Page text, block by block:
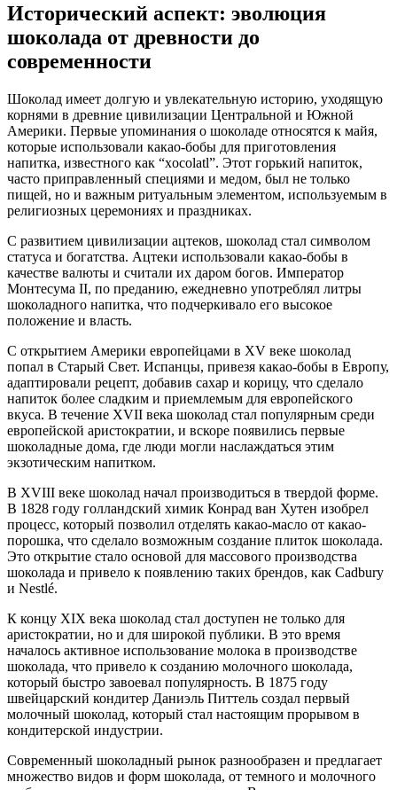
Исторический аспект: эволюция
шоколада от древности до
современности
Шоколад имеет долгую и увлекательную историю, уходящую
корнями в древние цивилизации Центральной и Южной
Америки. Первые упоминания о шоколаде относятся к майя,
которые использовали какао-бобы для приготовления
напитка, известного как “xocolatl”. Этот горький напиток,
часто приправленный специями и медом, был не только
пищей, но и важным ритуальным элементом, используемым в
религиозных церемониях и праздниках.
С развитием цивилизации ацтеков, шоколад стал символом
статуса и богатства. Ацтеки использовали какао-бобы в
качестве валюты и считали их даром богов. Император
Монтесума II, по преданию, ежедневно употреблял литры
шоколадного напитка, что подчеркивало его высокое
положение и власть.
С открытием Америки европейцами в XV веке шоколад
попал в Старый Свет. Испанцы, привезя какао-бобы в Европу,
адаптировали рецепт, добавив сахар и корицу, что сделало
напиток более сладким и приемлемым для европейского
вкуса. В течение XVII века шоколад стал популярным среди
европейской аристократии, и вскоре появились первые
шоколадные дома, где люди могли наслаждаться этим
экзотическим напитком.
В XVIII веке шоколад начал производиться в твердой форме.
В 1828 году голландский химик Конрад ван Хутен изобрел
процесс, который позволил отделять какао-масло от какао-
порошка, что сделало возможным создание плиток шоколада.
Это открытие стало основой для массового производства
шоколада и привело к появлению таких брендов, как Cadbury
и Nestlé.
К концу XIX века шоколад стал доступен не только для
аристократии, но и для широкой публики. В это время
началось активное использование молока в производстве
шоколада, что привело к созданию молочного шоколада,
который быстро завоевал популярность. В 1875 году
швейцарский кондитер Даниэль Питтель создал первый
молочный шоколад, который стал настоящим прорывом в
кондитерской индустрии.
Современный шоколадный рынок разнообразен и предлагает
множество видов и форм шоколада, от темного и молочного